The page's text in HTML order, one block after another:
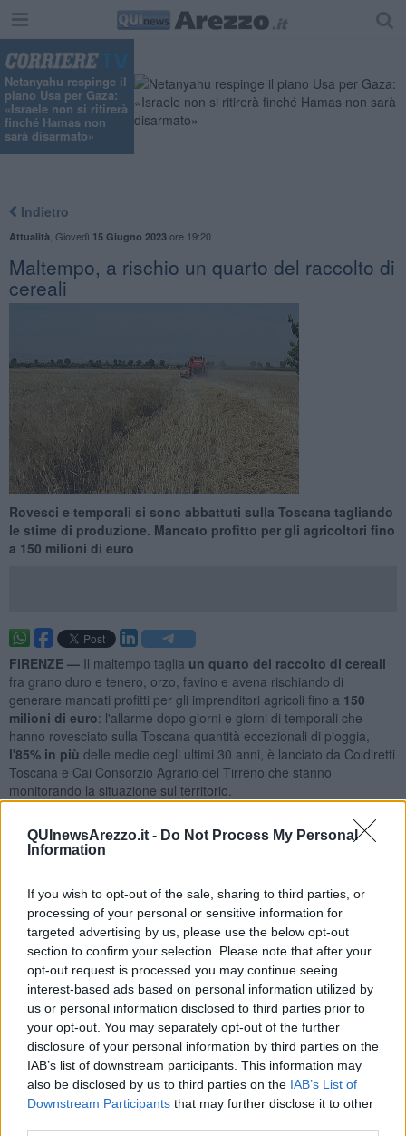
QUInewsArezzo.it - Do Not Process My Personal
Information
If you wish to opt-out of the sale, sharing to third parties, or
processing of your personal or sensitive information for
targeted advertising by us, please use the below opt-out
section to confirm your selection. Please note that after your
opt-out request is processed you may continue seeing
interest-based ads based on personal information utilized by
us or personal information disclosed to third parties prior to
your opt-out. You may separately opt-out of the further
disclosure of your personal information by third parties on the
IAB’s list of downstream participants. This information may
also be disclosed by us to third parties on the IAB’s List of
Downstream Participants that may further disclose it to other
Netanyahu respinge il
piano Usa per Gaza:
«Israele non si ritirerà
finché Hamas non
sarà disarmato»
Indietro
Attualità Giovedì 15 Giugno 2023ore 19:20
Maltempo, a rischio un quarto del raccolto di
cereali
Rovesci e temporali si sono abbattuti sulla Toscana tagliando
le stime di produzione. Mancato profitto per gli agricoltori fino
a 150 milioni di euro
FIRENZE — Il maltempo taglia un quarto del raccolto di cereali
fra grano duro e tenero, orzo, favino e avena rischiando di
generare mancati profitti per gli imprenditori agricoli fino a 150
milioni di euro: l'allarme dopo giorni e giorni di temporali che
hanno rovesciato sulla Toscana quantità eccezionali di pioggia,
l'85% in più delle medie degli ultimi 30 anni, è lanciato da Coldiretti
Toscana e Cai Consorzio Agrario del Tirreno che stanno
monitorando la situazione sul territorio.
Le precipitazioni di Maggio hanno raggiunto livelli straordinari: lo
scorso mese sono caduti mediamente132 millimetri di acqua,
secondo il Servizio Idrogeologico Regionale. Come anticipato si
punte record nell’area diGrosseto (+132%),Firenze(+119%),
Arezzo(+115%) eSiena(+93%).
La quantità eccezionale ha ricaricato le falde, riportato il livello di
riempimento di invasi e bacini in sicurezza edallontanando lo
spettro siccità , ma ha provocato ancheallagamenti nei campi
seminatie compromesso il prossimo importante raccolto di
cereali.
“Le prime ricognizioni in campo destanopreoccupazione. La
situazione è molto diversa da zona a zona e dal periodo in cui la
semina è stata effettuata", spiegano Coldiretti Toscana e Cai